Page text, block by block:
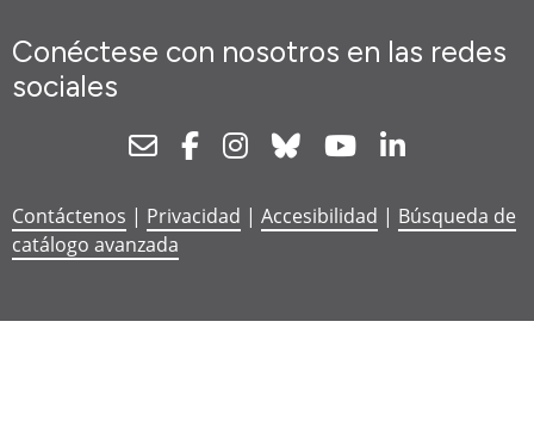
Conéctese con nosotros en las redes
sociales
NewsletterFacebookInstagram
Bluesky Youtube
Contáctenos | Privacidad | Accesibilidad | Búsqueda de
catálogo avanzada